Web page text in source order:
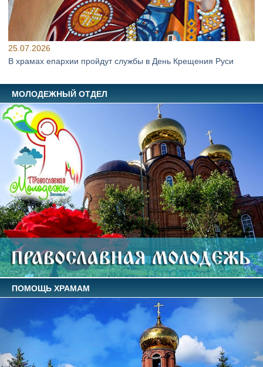
25.07.2026
В храмах епархии пройдут службы в День Крещения Руси
МОЛОДЕЖНЫЙ ОТДЕЛ
ПОМОЩЬ ХРАМАМ